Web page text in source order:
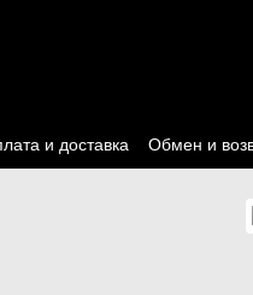
и доставка Обмен и